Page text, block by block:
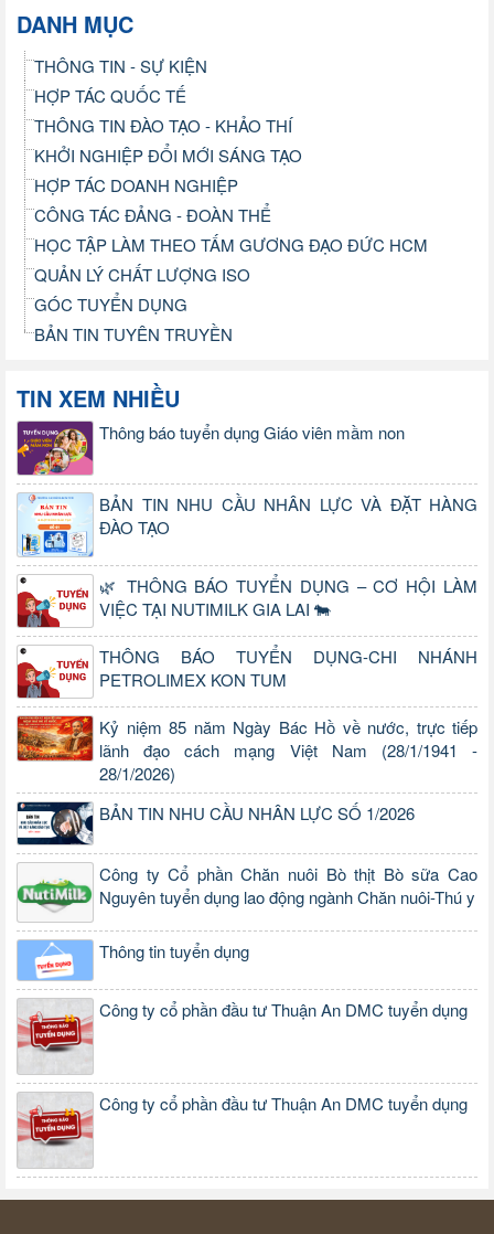
DANH MỤC
THÔNG TIN - SỰ KIỆN
HỢP TÁC QUỐC TẾ
THÔNG TIN ĐÀO TẠO - KHẢO THÍ
KHỞI NGHIỆP ĐỔI MỚI SÁNG TẠO
HỢP TÁC DOANH NGHIỆP
CÔNG TÁC ĐẢNG - ĐOÀN THỂ
HỌC TẬP LÀM THEO TẤM GƯƠNG ĐẠO ĐỨC HCM
QUẢN LÝ CHẤT LƯỢNG ISO
GÓC TUYỂN DỤNG
BẢN TIN TUYÊN TRUYỀN
TIN XEM NHIỀU
Thông báo tuyển dụng Giáo viên mầm non
BẢN TIN NHU CẦU NHÂN LỰC VÀ ĐẶT HÀNG
ĐÀO TẠO
🌿 THÔNG BÁO TUYỂN DỤNG – CƠ HỘI LÀM
VIỆC TẠI NUTIMILK GIA LAI 🐄
THÔNG BÁO TUYỂN DỤNG-CHI NHÁNH
PETROLIMEX KON TUM
Kỷ niệm 85 năm Ngày Bác Hồ về nước, trực tiếp
lãnh đạo cách mạng Việt Nam (28/1/1941 -
28/1/2026)
BẢN TIN NHU CẦU NHÂN LỰC SỐ 1/2026
Công ty Cổ phần Chăn nuôi Bò thịt Bò sữa Cao
Nguyên tuyển dụng lao động ngành Chăn nuôi-Thú y
Thông tin tuyển dụng
Công ty cổ phần đầu tư Thuận An DMC tuyển dụng
Công ty cổ phần đầu tư Thuận An DMC tuyển dụng